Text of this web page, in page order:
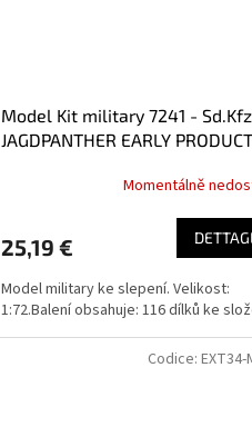
Model Kit military 7241 -
JAGDPANTHER EARLY
Momentálně
25,19 €
Model military ke slepení. Velikost:
1:72.Balení obsahuje: 116 dílků ke
Codice: EXT34-